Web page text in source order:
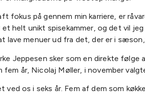
fokus på gennem min karriere, er
et helt unikt spisekammer, og det vil
lave menuer ud fra det, der er i
Jeppesen sker som en direkte følge
fem år, Nicolaj Møller, i november
ved os i seks år. Fem af dem som